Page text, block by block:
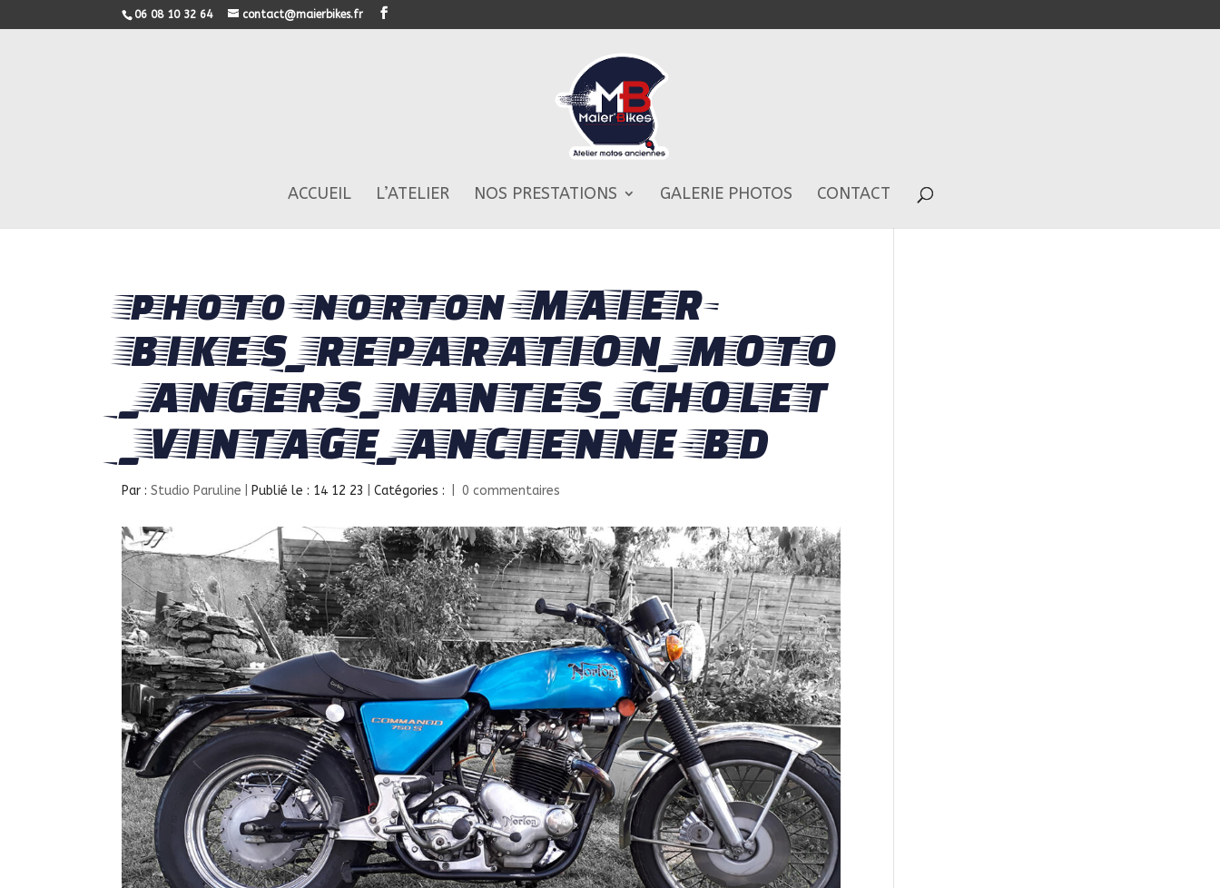
06 08 10 32 64 contact@maierbikes.fr
ACCUEIL L’ATELIER NOS PRESTATIONS GALERIE PHOTOS CONTACT
photo-norton-MAIER-
BIKES_REPARATION_MOTO
_ANGERS_NANTES_CHOLET
_VINTAGE_ANCIENNE-BD
Par :Studio Paruline Publié le : 14 12 23 Catégories : 0 commentaires